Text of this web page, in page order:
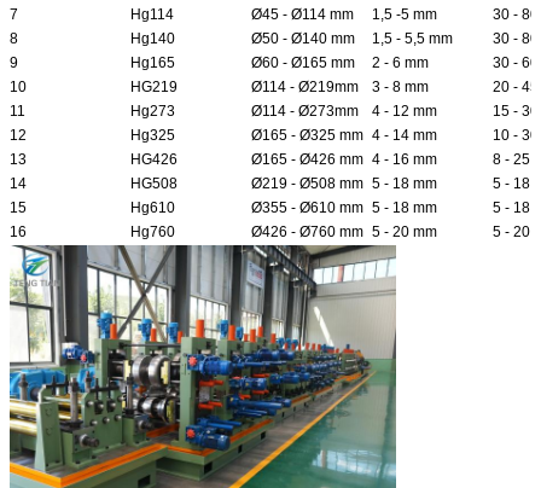
7
Hg114 Ø45 - Ø114 mm 1,5 -5 mm
30 - 80
8
Hg140 Ø50 - Ø140 mm 1,5 - 5,5 mm
30 - 80
9
Hg165 Ø60 - Ø165 mm 2 - 6 mm
30 - 60
10
HG219 Ø114 - Ø219mm 3 - 8 mm
20 - 45
11
Hg273 Ø114 - Ø273mm 4 - 12 mm
15 - 30
12
Hg325 Ø165 - Ø325 mm 4 - 14 mm
10 - 30
13
HG426 Ø165 - Ø426 mm 4 - 16 mm
8 - 25
14
HG508 Ø219 - Ø508 mm 5 - 18 mm
5 - 18
15
Hg610 Ø355 - Ø610 mm 5 - 18 mm
5 - 18
16
Hg760 Ø426 - Ø760 mm 5 - 20 mm 5 - 20